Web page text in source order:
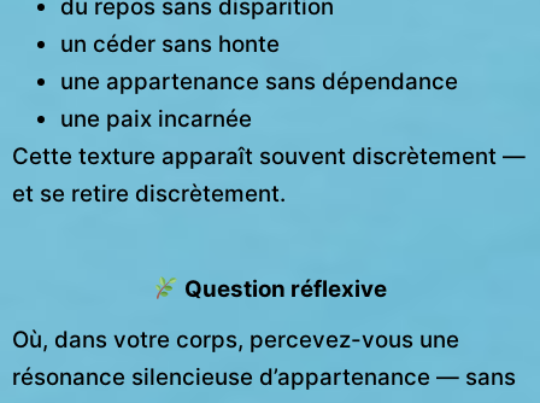
du repos sans disparition
un céder sans honte
une appartenance sans dépendance
une paix incarnée
Cette texture apparaît souvent discrètement —
et se retire discrètement.
Question réflexive
Où, dans votre corps, percevez-vous une
résonance silencieuse d’appartenance — sans